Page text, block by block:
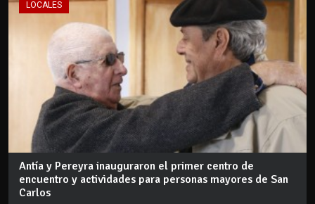
LOCALES
Antía y Pereyra inauguraron el primer centro de
encuentro y actividades para personas mayores de San
Carlos